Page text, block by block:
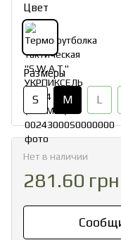
Цвет
Размеры
S M L
Нет в наличии
281.60 грн